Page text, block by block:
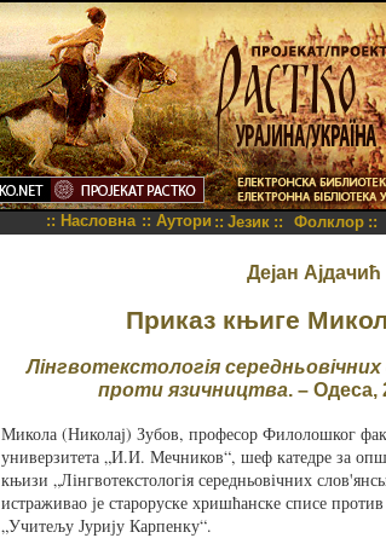
:: Насловна :: Аутори :: Језик :: Фолклор ::
Дејан Ајдачић
Приказ књиге
Лінгвотекстологія
проти язичництва. – Одеса,
Микола (Николај) Зубов, професор Филолошког
универзитета „И.И. Мечников“, шеф катедре за
књизи „Лінгвотекстологія середньовічних
истраживао је староруске хришћанске списе
„Учитељу Јурију Карпенку“.